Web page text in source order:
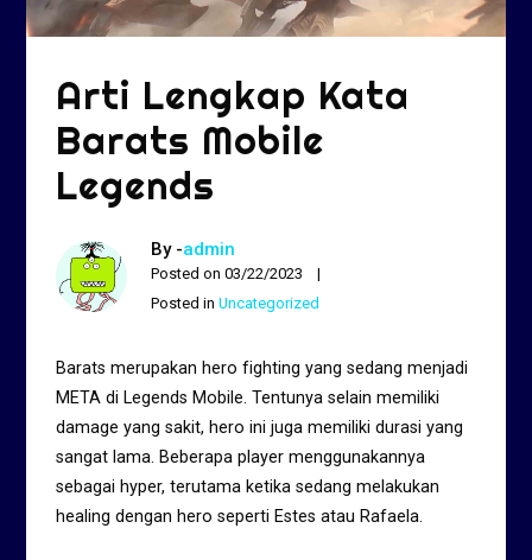
Arti Lengkap Kata
Barats Mobile
Legends
By -admin
Posted on03/22/2023
Posted inUncategorized
Barats merupakan hero fighting yang sedang menjadi
META di Legends Mobile. Tentunya selain memiliki
damage yang sakit, hero ini juga memiliki durasi yang
sangat lama. Beberapa player menggunakannya
sebagai hyper, terutama ketika sedang melakukan
healing dengan hero seperti Estes atau Rafaela.